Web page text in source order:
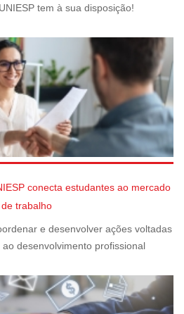
tem à sua disposição!
conecta estudantes ao mercado
de trabalho
e desenvolver ações voltadas
desenvolvimento profissional